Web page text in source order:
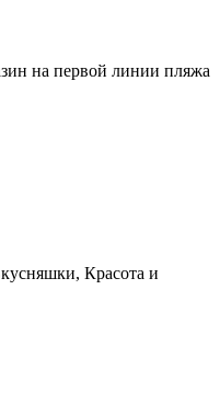
на первой линии пляжа
Красота и